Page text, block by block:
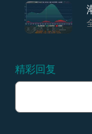
精彩回复